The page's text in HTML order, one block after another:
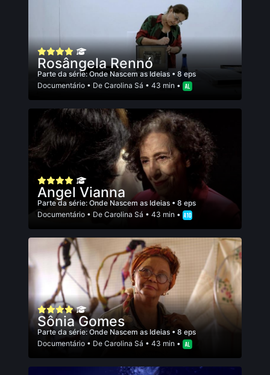
Rosângela Rennó
Parte da série: Onde Nascem as Ideias • 8 eps
Documentário • De Carolina Sá • 43 min •
Angel Vianna
Parte da série: Onde Nascem as Ideias • 8 eps
Documentário • De Carolina Sá • 43 min •
Sônia Gomes
Parte da série: Onde Nascem as Ideias • 8 eps
Documentário • De Carolina Sá • 43 min •